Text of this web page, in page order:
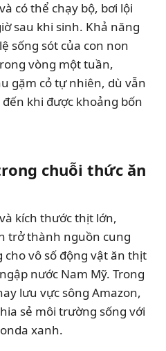
có thể chạy bộ, bơi lội
sau khi sinh. Khả năng
sống sót của con non
vòng một tuần,
gặm cỏ tự nhiên, dù vẫn
khi được khoảng bốn
chuỗi thức ăn
kích thước thịt lớn,
trở thành nguồn cung
vô số động vật ăn thịt
nước Nam Mỹ. Trong
lưu vực sông Amazon,
sẻ môi trường sống với
xanh.